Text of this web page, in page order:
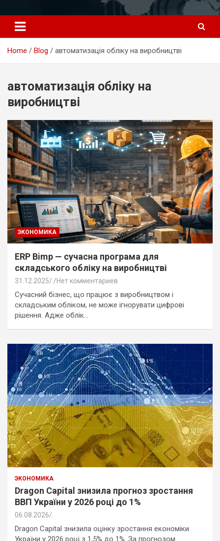
к
содержимому
Home Blog автоматизація обліку на виробництві
автоматизація обліку на
виробництві
ЭКОНОМИКА
ERP Bimp — сучасна програма для
складського обліку на виробництві
31.12.2025 Нет комментариев
Сучасний бізнес, що працює з виробництвом і
складським обліком, не може ігнорувати цифрові
рішення. Адже облік…
ЭКОНОМИКА
Dragon Capital знизила прогноз зростання
ВВП України у 2026 році до 1%
06.08.2026
Dragon Capital знизила оцінку зростання економіки
України у 2026 році з 1,5% до 1%. За прогнозом